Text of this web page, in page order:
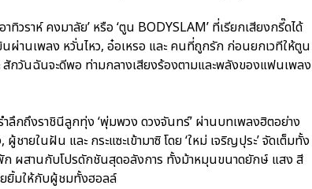
วราห์ คงมาลัย’ หรือ ‘ตูน BODYSLAM’ ที่เรียกเสียงกรี๊ดได้
านเพลง หวั่นไหว, อ๋อเหรอ และ คนที่ถูกรัก ก่อนยกเวทีให้ตูน
กวันฉันจะดีพอ ท่ามกลางเสียงร้องตามและพลังของแฟนเพลง
กถึงราชินีลูกทุ่ง ‘พุ่มพวง ดวงจันทร์’ ผ่านบทเพลงฮิตอย่าง
ายในฝัน และ กระแซะเข้ามาซิ โดย ‘ใหม่ เจริญปุระ’ จัดเต็มทั้ง
ก ผสานกับโปรดักชันสุดอลังการ ทั้งม้าหมุนขนาดยักษ์ แสง สี
ยยิ้มให้กับผู้ชมทั้งฮอลล์